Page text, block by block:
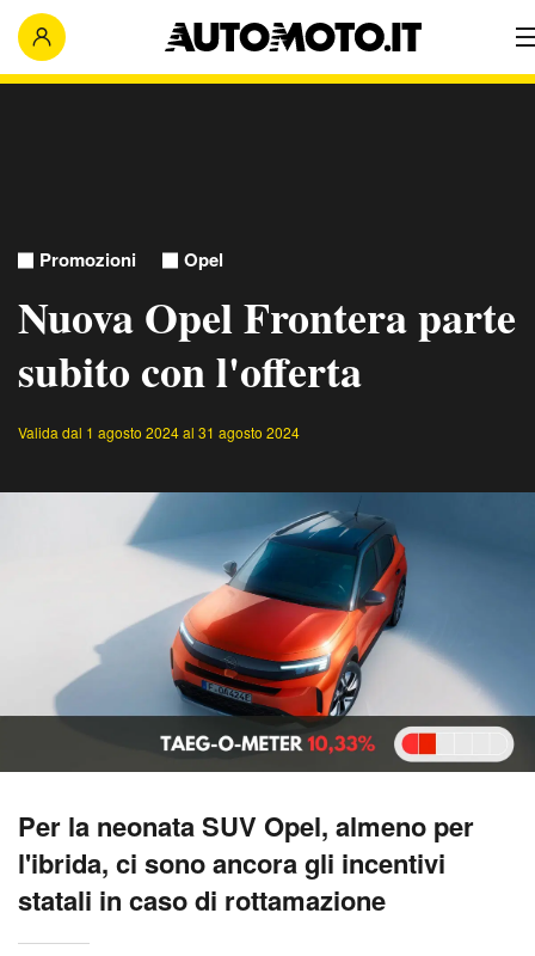
Promozioni Opel
Nuova Opel Frontera parte
subito con l'offerta
Valida dal 1 agosto 2024 al 31 agosto 2024
Per la neonata SUV Opel, almeno per
l'ibrida, ci sono ancora gli incentivi
statali in caso di rottamazione